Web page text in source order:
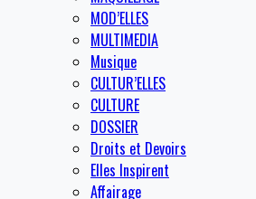
MOD’ELLES
MULTIMEDIA
Musique
CULTUR’ELLES
CULTURE
DOSSIER
Droits et Devoirs
Elles Inspirent
Affairage